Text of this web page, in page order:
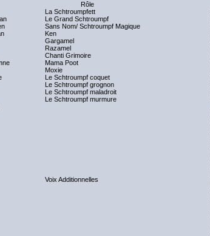
Rôle
La Schtroumpfett
Le Grand Schtroumpf
Sans Nom/ Schtroumpf Magique
Ken
Gargamel
Razamel
Chanti Grimoire
Mama Poot
Moxie
Le Schtroumpf coquet
Le Schtroumpf grognon
Le Schtroumpf maladroit
Le Schtroumpf murmure
Voix Additionnelles